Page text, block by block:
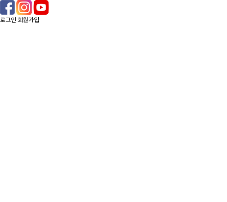
로그인 회원가입